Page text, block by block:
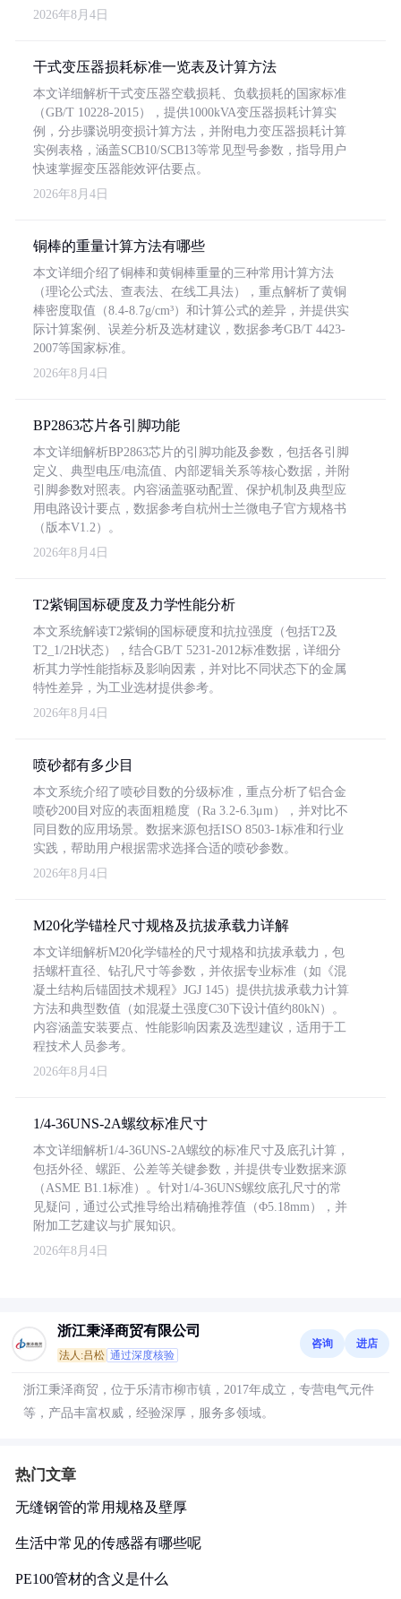
2026年8月4日
干式变压器损耗标准一览表及计算方法
本文详细解析干式变压器空载损耗、负载损耗的国家标准
（GB/T 10228-2015），提供1000kVA变压器损耗计算实
例，分步骤说明变损计算方法，并附电力变压器损耗计算
实例表格，涵盖SCB10/SCB13等常见型号参数，指导用户
快速掌握变压器能效评估要点。
2026年8月4日
铜棒的重量计算方法有哪些
本文详细介绍了铜棒和黄铜棒重量的三种常用计算方法
（理论公式法、查表法、在线工具法），重点解析了黄铜
棒密度取值（8.4-8.7g/cm³）和计算公式的差异，并提供实
际计算案例、误差分析及选材建议，数据参考GB/T 4423-
2007等国家标准。
2026年8月4日
BP2863芯片各引脚功能
本文详细解析BP2863芯片的引脚功能及参数，包括各引脚
定义、典型电压/电流值、内部逻辑关系等核心数据，并附
引脚参数对照表。内容涵盖驱动配置、保护机制及典型应
用电路设计要点，数据参考自杭州士兰微电子官方规格书
（版本V1.2）。
2026年8月4日
T2紫铜国标硬度及力学性能分析
本文系统解读T2紫铜的国标硬度和抗拉强度（包括T2及
T2_1/2H状态），结合GB/T 5231-2012标准数据，详细分
析其力学性能指标及影响因素，并对比不同状态下的金属
特性差异，为工业选材提供参考。
2026年8月4日
喷砂都有多少目
本文系统介绍了喷砂目数的分级标准，重点分析了铝合金
喷砂200目对应的表面粗糙度（Ra 3.2-6.3μm），并对比不
同目数的应用场景。数据来源包括ISO 8503-1标准和行业
实践，帮助用户根据需求选择合适的喷砂参数。
2026年8月4日
M20化学锚栓尺寸规格及抗拔承载力详解
本文详细解析M20化学锚栓的尺寸规格和抗拔承载力，包
括螺杆直径、钻孔尺寸等参数，并依据专业标准（如《混
凝土结构后锚固技术规程》JGJ 145）提供抗拔承载力计算
方法和典型数值（如混凝土强度C30下设计值约80kN）。
内容涵盖安装要点、性能影响因素及选型建议，适用于工
程技术人员参考。
2026年8月4日
1/4-36UNS-2A螺纹标准尺寸
本文详细解析1/4-36UNS-2A螺纹的标准尺寸及底孔计算，
包括外径、螺距、公差等关键参数，并提供专业数据来源
（ASME B1.1标准）。针对1/4-36UNS螺纹底孔尺寸的常
见疑问，通过公式推导给出精确推荐值（Φ5.18mm），并
附加工艺建议与扩展知识。
2026年8月4日
浙江秉泽商贸有限公司
法人:吕松 通过深度核验
咨询 进店
浙江秉泽商贸，位于乐清市柳市镇，2017年成立，专营电气元件
等，产品丰富权威，经验深厚，服务多领域。
热门文章
无缝钢管的常用规格及壁厚
生活中常见的传感器有哪些呢
PE100管材的含义是什么